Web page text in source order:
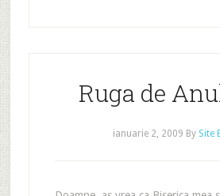
Ruga de
ianuarie 2, 2009 By Site